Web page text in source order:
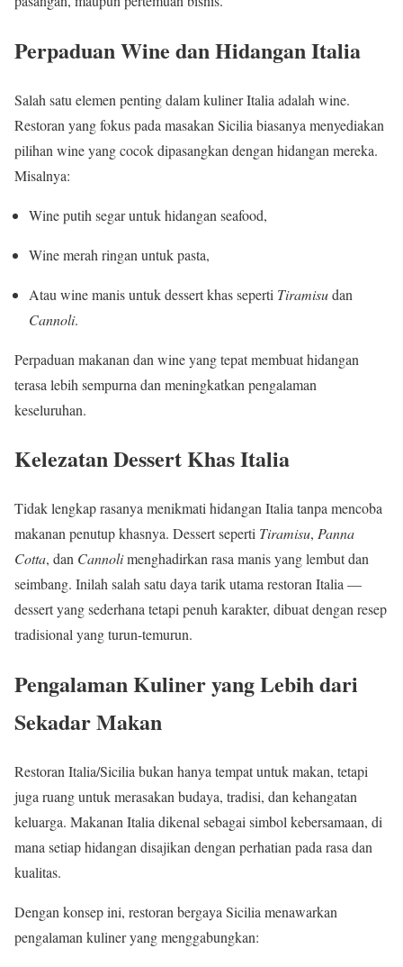
Perpaduan Wine dan Hidangan Italia
Salah satu elemen penting dalam kuliner Italia adalah wine.
Restoran yang fokus pada masakan Sicilia biasanya menyediakan
pilihan wine yang cocok dipasangkan dengan hidangan mereka.
Misalnya:
Wine putih segar untuk hidangan seafood,
Wine merah ringan untuk pasta,
Atau wine manis untuk dessert khas seperti Tiramisudan
Cannoli.
Perpaduan makanan dan wine yang tepat membuat hidangan
terasa lebih sempurna dan meningkatkan pengalaman
keseluruhan.
Kelezatan Dessert Khas Italia
Tidak lengkap rasanya menikmati hidangan Italia tanpa mencoba
makanan penutup khasnya. Dessert seperti Tiramisu, Panna
Cotta, dan Cannolimenghadirkan rasa manis yang lembut dan
seimbang. Inilah salah satu daya tarik utama restoran Italia —
dessert yang sederhana tetapi penuh karakter, dibuat dengan resep
tradisional yang turun-temurun.
Pengalaman Kuliner yang Lebih dari
Sekadar Makan
Restoran Italia/Sicilia bukan hanya tempat untuk makan, tetapi
juga ruang untuk merasakan budaya, tradisi, dan kehangatan
keluarga. Makanan Italia dikenal sebagai simbol kebersamaan, di
mana setiap hidangan disajikan dengan perhatian pada rasa dan
kualitas.
Dengan konsep ini, restoran bergaya Sicilia menawarkan
pengalaman kuliner yang menggabungkan: